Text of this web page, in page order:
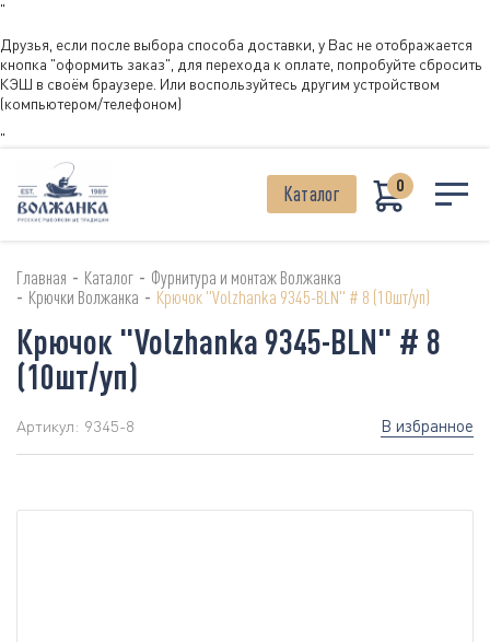
"
Друзья, если после выбора способа доставки, у Вас не отображается
кнопка "оформить заказ", для перехода к оплате, попробуйте сбросить
КЭШ в своём браузере. Или воспользуйтесь другим устройством
(компьютером/телефоном)
"
Каталог 0
Главная - Каталог - Фурнитура и монтаж Волжанка
- Крючки Волжанка - Крючок "Volzhanka 9345-BLN" # 8 (10шт/уп)
Крючок "Volzhanka 9345-BLN" # 8
(10шт/уп)
Артикул: 9345-8 В избранное